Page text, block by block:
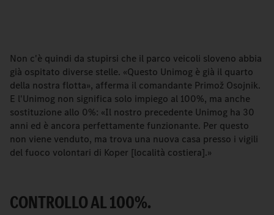
Non c'è quindi da stupirsi che il parco veicoli sloveno abbia
già ospitato diverse stelle. «Questo Unimog è già il quarto
della nostra flotta», afferma il comandante Primož Osojnik.
E l'Unimog non significa solo impiego al 100%, ma anche
sostituzione allo 0%: «Il nostro precedente Unimog ha 30
anni ed è ancora perfettamente funzionante. Per questo
non viene venduto, ma trova una nuova casa presso i vigili
del fuoco volontari di Koper [località costiera].»
CONTROLLO AL 100%.